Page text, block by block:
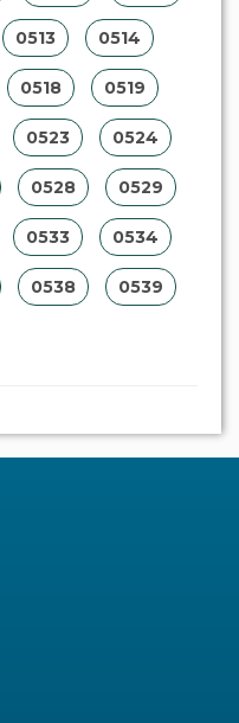
0513 0514
0518 0519
0523 0524
0528 0529
0533 0534
0538 0539